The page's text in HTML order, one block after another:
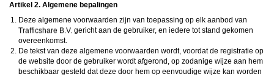
gefingeerd zijn. Deze gefingeerde profielen zijn alleen aangemaakt om berichten en
profiel zijn dan ook niet mogelijk.
Deze site wordt beschermd door reCAPTCHA, hetPrivacybeleiden deAlgemene
Voorwaardenvan Google zijn van toepassing.
hanteert een beschermplan met als doel het herkennen en in
bescherming nemen van consumenten die de aard van de diensten op deze website
mogelijk niet begrijpen. Het beschermplan houdt onder meer in dat jijzelf, maar ook
derden een toegangsverbod voor jou kunnen aanvragen. Meer informatie hierover tref
Artikel 2. Algemene bepalingen
Deze algemene voorwaarden zijn van toepassing op elk aanbod van
gericht aan de gebruiker, en iedere tot stand gekomen
overeenkomst.
De tekst van deze algemene voorwaarden wordt, voordat de registratie op
de website door de gebruiker wordt afgerond, op zodanige wijze aan hem
beschikbaar gesteld dat deze door hem op eenvoudige wijze kan worden